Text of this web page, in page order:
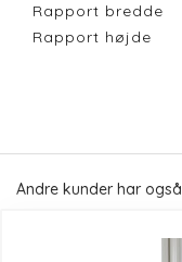
Rapport bredde
Rapport højde
Andre kunder har